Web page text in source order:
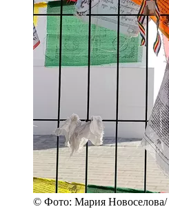
© Фото: Мария Новоселова/